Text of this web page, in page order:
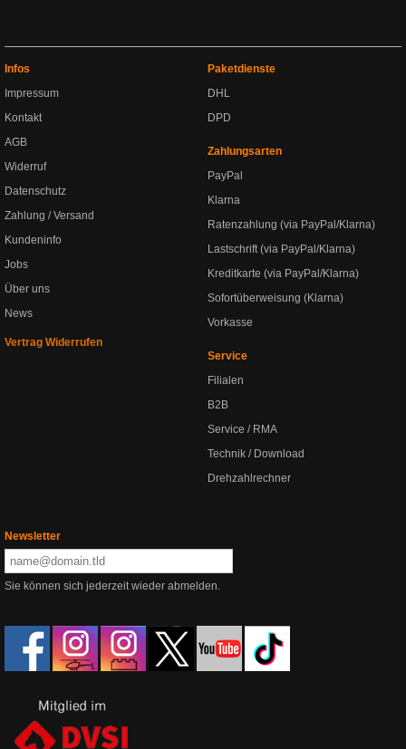
Infos
Impressum
Kontakt
AGB
Widerruf
Datenschutz
Zahlung / Versand
Kundeninfo
Jobs
Über uns
News
Vertrag Widerrufen
Paketdienste
DHL
DPD
Zahlungsarten
PayPal
Klarna
Ratenzahlung (via PayPal/Klarna)
Lastschrift (via PayPal/Klarna)
Kreditkarte (via PayPal/Klarna)
Sofortüberweisung (Klarna)
Vorkasse
Service
Filialen
B2B
Service / RMA
Technik / Download
Drehzahlrechner
Newsletter
Sie können sich jederzeit wieder abmelden.